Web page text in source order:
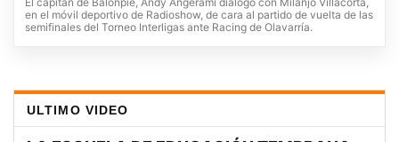
en el móvil deportivo de Radioshow, de cara al partido de vuelta de las
semifinales del Torneo Interligas ante Racing de Olavarría.
ULTIMO VIDEO